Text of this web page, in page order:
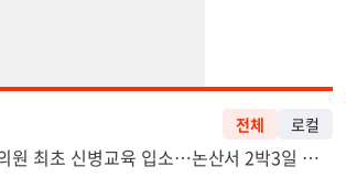
전체 로컬
천하람, 현역 의원 최초 신병교육 입소…논산서 2박3일 생활